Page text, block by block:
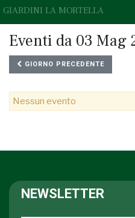
GIARDINI LA MORTELLA
Eventi da 03 Mag
GIORNO PRECEDENTE
Nessun evento
NEWSLETTER